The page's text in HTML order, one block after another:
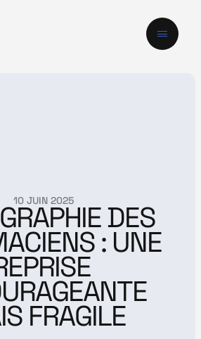
10 JUIN 2025 DES
: UNE
FRAGILE